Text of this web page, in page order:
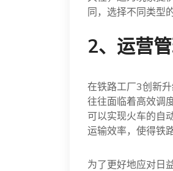
同，选择不同类型
2、运营
在铁路工厂3创新
往往面临着高效调
可以实现火车的自
运输效率，使得铁
为了更好地应对日